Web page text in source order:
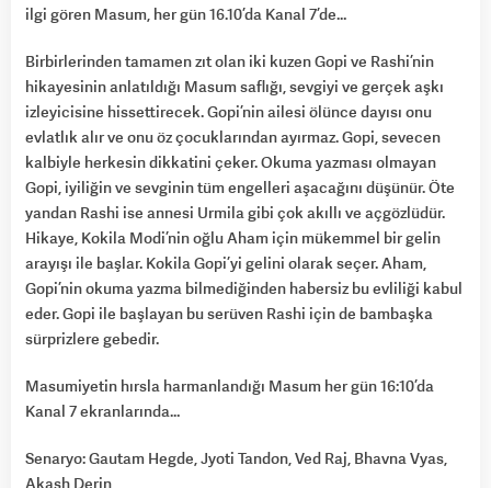
ilgi gören Masum, her gün 16.10’da Kanal 7’de…
Birbirlerinden tamamen zıt olan iki kuzen Gopi ve Rashi’nin
hikayesinin anlatıldığı Masum saflığı, sevgiyi ve gerçek aşkı
izleyicisine hissettirecek. Gopi’nin ailesi ölünce dayısı onu
evlatlık alır ve onu öz çocuklarından ayırmaz. Gopi, sevecen
kalbiyle herkesin dikkatini çeker. Okuma yazması olmayan
Gopi, iyiliğin ve sevginin tüm engelleri aşacağını düşünür. Öte
yandan Rashi ise annesi Urmila gibi çok akıllı ve açgözlüdür.
Hikaye, Kokila Modi’nin oğlu Aham için mükemmel bir gelin
arayışı ile başlar. Kokila Gopi’yi gelini olarak seçer. Aham,
Gopi’nin okuma yazma bilmediğinden habersiz bu evliliği kabul
eder. Gopi ile başlayan bu serüven Rashi için de bambaşka
sürprizlere gebedir.
Masumiyetin hırsla harmanlandığı Masum her gün 16:10’da
Kanal 7 ekranlarında…
Senaryo: Gautam Hegde, Jyoti Tandon, Ved Raj, Bhavna Vyas,
Akash Derin